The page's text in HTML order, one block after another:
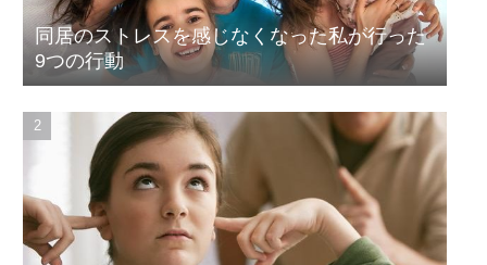
同居のストレスを感じなくなった私が行った
9つの行動